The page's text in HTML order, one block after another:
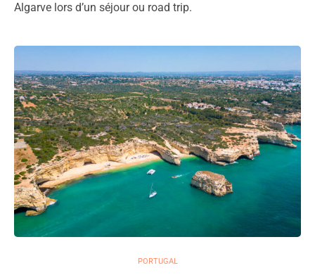
Algarve lors d’un séjour ou road trip.
PORTUGAL